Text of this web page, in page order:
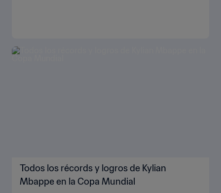
Todos los récords y logros de Kylian
Mbappe en la Copa Mundial